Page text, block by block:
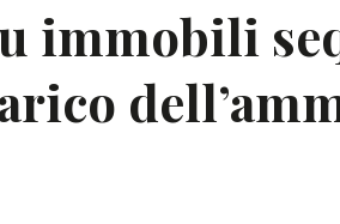
immobili